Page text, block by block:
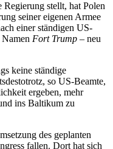
Regierung stellt, hat Polen
seiner eigenen Armee
einer ständigen US-
Fort Trump – neu
keine ständige
so US-Beamte,
ergeben, mehr
ins Baltikum zu
des geplanten
fallen. Dort hat sich